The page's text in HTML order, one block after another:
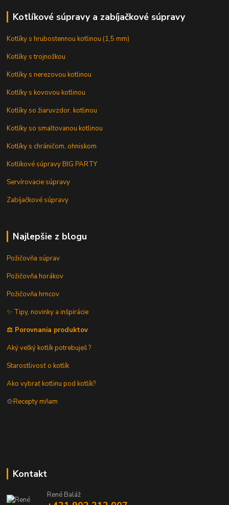
Kotlíkové súpravy a zabíjačkové súpravy
Kotlíky s hrubostennou kotlinou (1,5 mm)
Kotlíky s trojnožkou
Kotlíky s nerezovou kotlinou
Kotlíky s kovovou kotlinou
Kotlíky so žiaruvzdor. kotlinou
Kotlíky so smaltovanou kotlinou
Kotlíky s chráničom, ohniskom
Kotlíkové súpravy BIG PARTY
Servírovacie súpravy
Zabíjačkové súpravy
Najlepšie z blogu
Požičovňa súprav
Požičovňa horákov
Požičovňa hrncov
✨ Tipy, novinky a inšpirácie
⚖️ Porovnania produktov
Aký veľký kotlík potrebuješ ?
Starostlivosť o kotlík
Ako vybrať kotlinu pod kotlík?
🍲Recepty mňam
Kontakt
René Baláž